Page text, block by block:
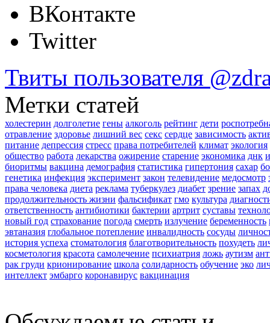
ВКонтакте
Twitter
Твиты пользователя
Метки статей
холестерин долголетие гены алкоголь рейтинг дети
отравление здоровье лишний вес секс сердце зависимость
питание депрессия стресс права потребителей климат экология
общество работа лекарства ожирение старение экономика днк
биоритмы вакцина демография статистика гипертония сахар
генетика инфекция эксперимент закон телевидение медосмотр
права человека диета реклама туберкулез диабет зрение запах
продолжительность жизни фальсификат гмо культура
ответственность антибиотики бактерии артрит суставы
новый год страхование погода смерть излучение беременность
эвтаназия глобальное потепление инвалидность сосуды
история успеха стоматология благотворительность похудеть
косметология красота самолечение психиатрия ложь аутизм
рак груди крионирование школа солидарность обучение эко
интеллект эмбарго коронавирус вакцинация